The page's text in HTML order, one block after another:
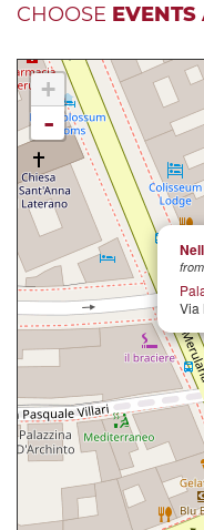
CHOOSE EVENTS
Via
+
-